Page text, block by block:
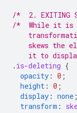
/*  2. EXITING
/*  While it is
skews the
it to
. is-deleting {
opacity : 0 ;
height : 0 ;
display : none ;
transform :